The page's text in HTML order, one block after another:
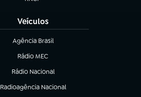
(abre em nova aba)
Veículos
Agência Brasil
(abre em nova aba)
Rádio MEC
(abre em nova aba)
Rádio Nacional
Radioagência Nacional
(abre em nova aba)